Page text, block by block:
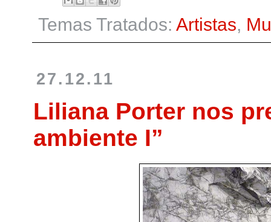
Temas Tratados: Artistas,
27.12.11
Liliana Porter nos
ambiente I”